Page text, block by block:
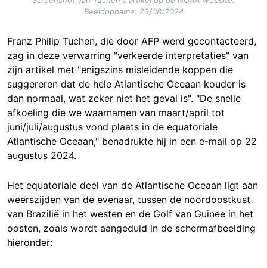
Beeldopname: 23/08/2024
Franz Philip Tuchen, die door AFP werd gecontacteerd,
zag in deze verwarring "verkeerde interpretaties" van
zijn artikel met "enigszins misleidende koppen die
suggereren dat de hele Atlantische Oceaan kouder is
dan normaal, wat zeker niet het geval is". "De snelle
afkoeling die we waarnamen van maart/april tot
juni/juli/augustus vond plaats in de equatoriale
Atlantische Oceaan," benadrukte hij in een e-mail op 22
augustus 2024.
Het equatoriale deel van de Atlantische Oceaan ligt aan
weerszijden van de evenaar, tussen de noordoostkust
van Brazilië in het westen en de Golf van Guinee in het
oosten, zoals wordt aangeduid in de schermafbeelding
hieronder: